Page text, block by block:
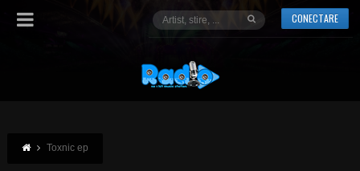
CONECTARE
Toxnic ep